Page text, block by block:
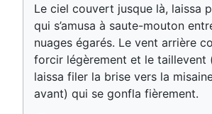
Le ciel couvert jusque là, laissa
qui s’amusa à saute-mouton
nuages égarés. Le vent arrière
forcir légèrement et le taillevent
laissa filer la brise vers la
avant) qui se gonfla fièrement.